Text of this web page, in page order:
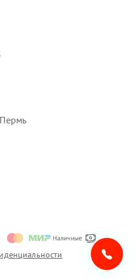
Пермь